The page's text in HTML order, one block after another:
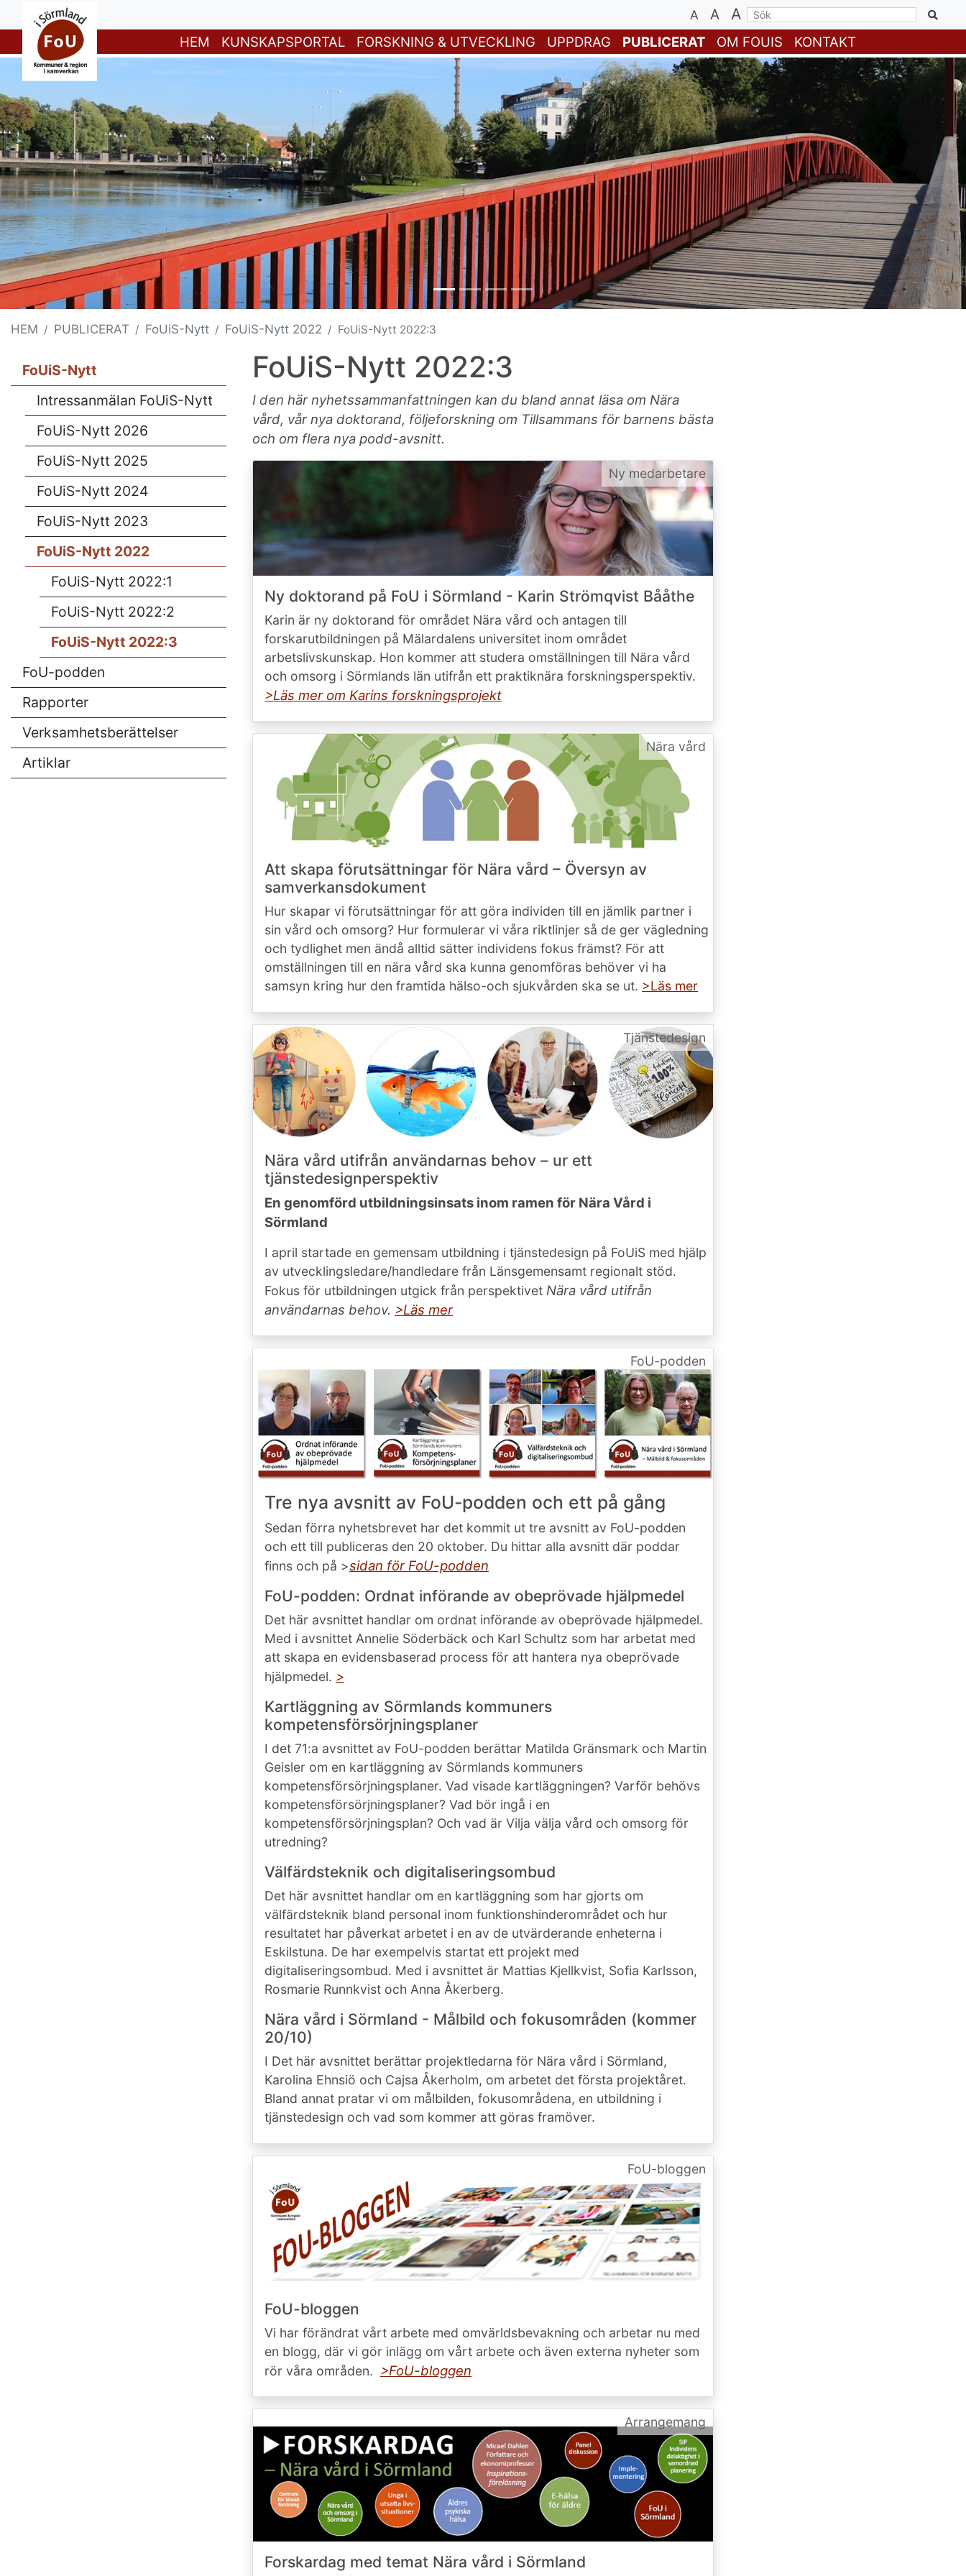
A A A
HEM KUNSKAPSPORTAL FORSKNING & UTVECKLING UPPDRAG PUBLICERAT OM FOUIS KONTAKT
HEM PUBLICERAT FoUiS-Nytt FoUiS-Nytt 2022 FoUiS-Nytt 2022:3
FoUiS-Nytt
Intressanmälan FoUiS-Nytt
FoUiS-Nytt 2026
FoUiS-Nytt 2025
FoUiS-Nytt 2024
FoUiS-Nytt 2023
FoUiS-Nytt 2022
FoUiS-Nytt 2022:1
FoUiS-Nytt 2022:2
FoUiS-Nytt 2022:3
FoU-podden
Rapporter
Verksamhetsberättelser
Artiklar
FoUiS-Nytt 2022:3
I den här nyhetssammanfattningen kan du bland annat läsa om Nära
vård, vår nya doktorand, följeforskning om Tillsammans för barnens bästa
och om flera nya podd-avsnitt.
Ny medarbetare
Ny doktorand på FoU i Sörmland - Karin Strömqvist Bååthe
Karin är ny doktorand för området Nära vård och antagen till
forskarutbildningen på Mälardalens universitet inom området
arbetslivskunskap. Hon kommer att studera omställningen till Nära vård
och omsorg i Sörmlands län utifrån ett praktiknära forskningsperspektiv.
>Läs mer om Karins forskningsprojekt
Nära vård
Att skapa förutsättningar för Nära vård – Översyn av
samverkansdokument
Hur skapar vi förutsättningar för att göra individen till en jämlik partner i
sin vård och omsorg? Hur formulerar vi våra riktlinjer så de ger vägledning
och tydlighet men ändå alltid sätter individens fokus främst? För att
omställningen till en nära vård ska kunna genomföras behöver vi ha
samsyn kring hur den framtida hälso-och sjukvården ska se ut. >Läs mer
Tjänstedesign
Nära vård utifrån användarnas behov – ur ett
tjänstedesignperspektiv
En genomförd utbildningsinsats inom ramen för Nära Vård i
Sörmland
I april startade en gemensam utbildning i tjänstedesign på FoUiS med hjälp
av utvecklingsledare/handledare från Länsgemensamt regionalt stöd.
Fokus för utbildningen utgick från perspektivet Nära vård utifrån
användarnas behov. >Läs mer
FoU-podden
Tre nya avsnitt av FoU-podden och ett på gång
Sedan förra nyhetsbrevet har det kommit ut tre avsnitt av FoU-podden
och ett till publiceras den 20 oktober. Du hittar alla avsnitt där poddar
finns och på >sidan för FoU-podden
FoU-podden: Ordnat införande av obeprövade hjälpmedel
Det här avsnittet handlar om ordnat införande av obeprövade hjälpmedel.
Med i avsnittet Annelie Söderbäck och Karl Schultz som har arbetat med
att skapa en evidensbaserad process för att hantera nya obeprövade
hjälpmedel. >
Kartläggning av Sörmlands kommuners
kompetensförsörjningsplaner
I det 71:a avsnittet av FoU-podden berättar Matilda Gränsmark och Martin
Geisler om en kartläggning av Sörmlands kommuners
kompetensförsörjningsplaner. Vad visade kartläggningen? Varför behövs
kompetensförsörjningsplaner? Vad bör ingå i en
kompetensförsörjningsplan? Och vad är Vilja välja vård och omsorg för
utredning?
Välfärdsteknik och digitaliseringsombud
Det här avsnittet handlar om en kartläggning som har gjorts om
välfärdsteknik bland personal inom funktionshinderområdet och hur
resultatet har påverkat arbetet i en av de utvärderande enheterna i
Eskilstuna. De har exempelvis startat ett projekt med
digitaliseringsombud. Med i avsnittet är Mattias Kjellkvist, Sofia Karlsson,
Rosmarie Runnkvist och Anna Åkerberg.
Nära vård i Sörmland - Målbild och fokusområden (kommer
20/10)
I Det här avsnittet berättar projektledarna för Nära vård i Sörmland,
Karolina Ehnsiö och Cajsa Åkerholm, om arbetet det första projektåret.
Bland annat pratar vi om målbilden, fokusområdena, en utbildning i
tjänstedesign och vad som kommer att göras framöver.
FoU-bloggen
FoU-bloggen
Vi har förändrat vårt arbete med omvärldsbevakning och arbetar nu med
en blogg, där vi gör inlägg om vårt arbete och även externa nyheter som
rör våra områden. >FoU-bloggen
Arrangemang
Forskardag med temat Nära vård i Sörmland